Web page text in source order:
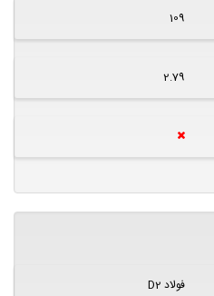
109
2.79
فولاد D2